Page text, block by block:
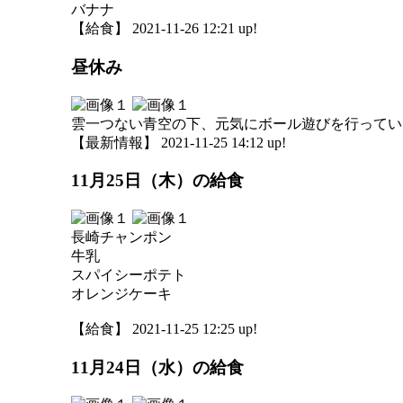
バナナ
【給食】 2021-11-26 12:21 up!
昼休み
雲一つない青空の下、元気にボール遊びを行って
【最新情報】 2021-11-25 14:12 up!
11月25日（木）の給食
長崎チャンポン
牛乳
スパイシーポテト
オレンジケーキ
【給食】 2021-11-25 12:25 up!
11月24日（水）の給食